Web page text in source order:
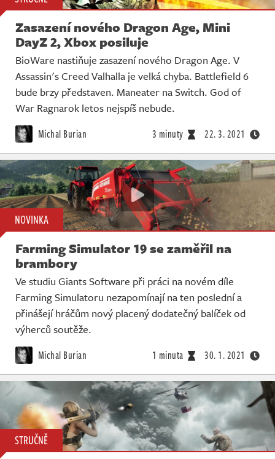
Zasazení nového Dragon Age, Mini
DayZ 2, Xbox posiluje
BioWare nastiňuje zasazení nového Dragon Age. V
Assassin's Creed Valhalla je velká chyba. Battlefield 6
bude brzy představen. Maneater na Switch. God of
War Ragnarok letos nejspíš nebude.
Michal Burian 3 minuty 22. 3. 2021
NOVINKA
Farming Simulator 19 se zaměřil na
brambory
Ve studiu Giants Software při práci na novém díle
Farming Simulatoru nezapomínají na ten poslední a
přinášejí hráčům nový placený dodatečný balíček od
výherců soutěže.
Michal Burian 1 minuta 30. 1. 2021
STRUČNĚ